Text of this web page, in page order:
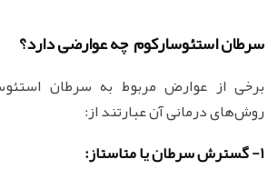
سرطان استئوسارکوم چه عوارضی دارد؟
برخی از عوارض مربوط به سرطان
روش‌های درمانی آن عبارتند از:
1- گسترش سرطان یا متاستاز: